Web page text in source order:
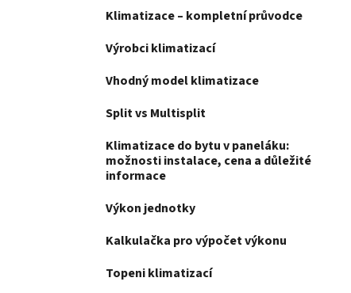
Klimatizace – kompletní průvodce
Výrobci klimatizací
Vhodný model klimatizace
Split vs Multisplit
Klimatizace do bytu v paneláku:
možnosti instalace, cena a důležité
informace
Výkon jednotky
Kalkulačka pro výpočet výkonu
Topeni klimatizací